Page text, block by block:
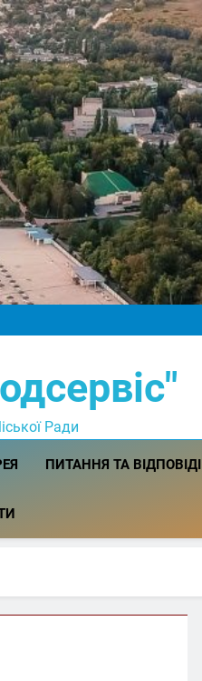
Ради
ПИТАННЯ ТА ВІДПОВІДІ